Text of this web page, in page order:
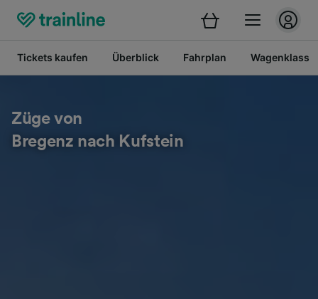
Tickets kaufen Überblick Fahrplan
Züge von
Bregenz nach Kufstein